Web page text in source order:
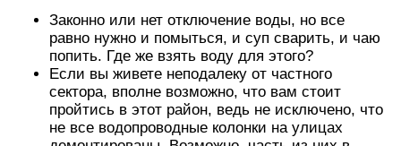
Законно или нет отключение воды, но все
равно нужно и помыться, и суп сварить, и чаю
попить. Где же взять воду для этого?
Если вы живете неподалеку от частного
сектора, вполне возможно, что вам стоит
пройтись в этот район, ведь не исключено, что
не все водопроводные колонки на улицах